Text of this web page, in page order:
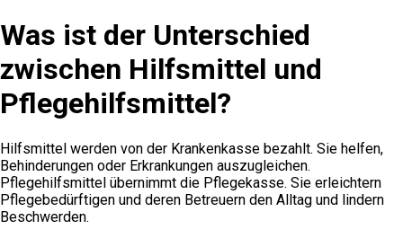
Was ist der Unterschied
zwischen Hilfsmittel und
Pflegehilfsmittel?
Hilfsmittel werden von der Krankenkasse bezahlt. Sie helfen,
Behinderungen oder Erkrankungen auszugleichen.
Pflegehilfsmittel übernimmt die Pflegekasse. Sie erleichtern
Pflegebedürftigen und deren Betreuern den Alltag und lindern
Beschwerden.